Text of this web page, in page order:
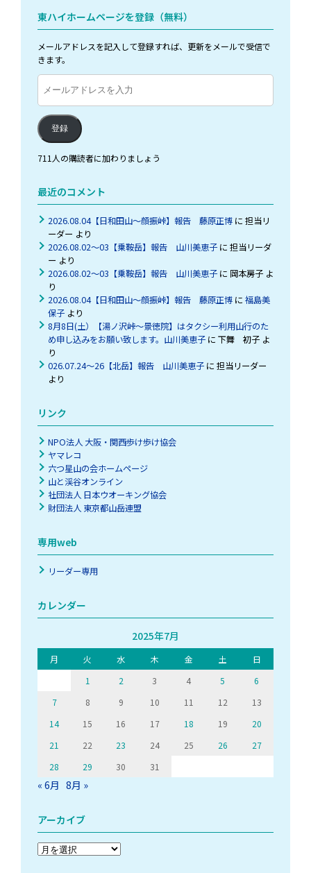
東ハイホームページを登録（無料）
メールアドレスを記入して登録すれば、更新をメールで受信で
きます。
メ
ー
ア
ド
レ
を
入
力
登録
711人の購読者に加わりましょう
最近のコメント
2026.08.04【日和田山～顔振峠】報告 藤原正博 に 担当リ
ーダー より
2026.08.02～03【乗鞍岳】報告 山川美恵子 に 担当リーダ
ー より
2026.08.02～03【乗鞍岳】報告 山川美恵子 に 岡本房子 よ
り
2026.08.04【日和田山～顔振峠】報告 藤原正博 に 福島美
保子 より
8月8日(土）【湯ノ沢峠〜景徳院】はタクシー利用山行のた
め申し込みをお願い致します。山川美恵子 に 下舞 初子 よ
り
026.07.24～26【北岳】報告 山川美恵子 に 担当リーダー
より
リンク
NPO法人 大阪・関西歩け歩け協会
ヤマレコ
六つ星山の会ホームページ
山と渓谷オンライン
社団法人 日本ウオーキング協会
財団法人 東京都山岳連盟
専用web
リーダー専用
カレンダー
2025年7月
月 火 水 木 金 土
日
1
2 3 4 5
6
7
8 9 10 11 12
13
14
15 16 17 18 19
20
21
22 23 24 25 26
27
28
29 30 31
« 6月 8月 »
アーカイブ
ア